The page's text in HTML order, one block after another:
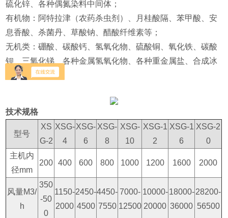
硫化锌、各种偶氮染料中间体；
有机物：阿特拉津（农药杀虫剂）、月桂酸隔、苯甲酸、安
息香酸、杀菌丹、草酸钠、醋酸纤维素等；
无机类：硼酸、碳酸钙、氢氧化物、硫酸铜、氧化铁、碳酸
钡、三氧化锑、各种金属氢氧化物、各种重金属盐、合成冰
晶石等。
技术规格
型号
XS
G-2
XSG-
4
XSG-
6
XSG-
8
XSG-
10
XSG-1
2
XSG-1
6
XSG-2
0
主机内
径mm
200 400 600 800 1000 1200 1600 2000
风量M3/
h
350
-50
0
1150-
2000
2450-
4500
4450-
7550
7000-
12500
10000-
20000
18000-
36000
28200-
56500